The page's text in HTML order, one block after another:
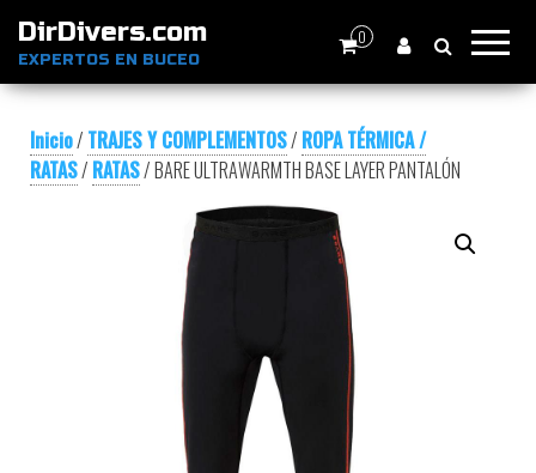
DirDivers.com
EXPERTOS EN BUCEO
0
Inicio/ TRAJES Y COMPLEMENTOS/ ROPA TÉRMICA /
RATAS/ RATAS/ BARE ULTRAWARMTH BASE LAYER PANTALÓN